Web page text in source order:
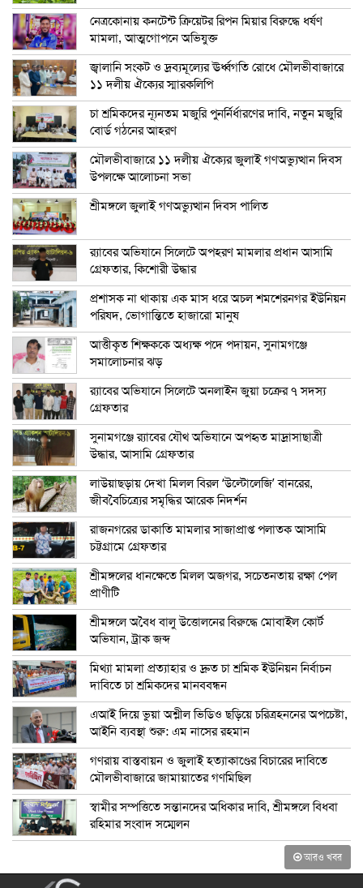
নেত্রকোনায় কনটেন্ট ক্রিয়েটর রিপন মিয়ার বিরুদ্ধে ধর্ষণ
মামলা, আত্মগোপনে অভিযুক্ত
জ্বালানি সংকট ও দ্রব্যমূল্যের ঊর্ধ্বগতি রোধে মৌলভীবাজারে
১১ দলীয় ঐক্যের স্মারকলিপি
চা শ্রমিকদের ন্যূনতম মজুরি পুনর্নির্ধারণের দাবি, নতুন মজুরি
বোর্ড গঠনের আহরণ
মৌলভীবাজারে ১১ দলীয় ঐক্যের জুলাই গণঅভ্যুত্থান দিবস
উপলক্ষে আলোচনা সভা
শ্রীমঙ্গলে জুলাই গণঅভ্যুত্থান দিবস পালিত
র‍্যাবের অভিযানে সিলেটে অপহরণ মামলার প্রধান আসামি
গ্রেফতার, কিশোরী উদ্ধার
প্রশাসক না থাকায় এক মাস ধরে অচল শমশেরনগর ইউনিয়ন
পরিষদ, ভোগান্তিতে হাজারো মানুষ
আত্তীকৃত শিক্ষককে অধ্যক্ষ পদে পদায়ন, সুনামগঞ্জে
সমালোচনার ঝড়
র‍্যাবের অভিযানে সিলেটে অনলাইন জুয়া চক্রের ৭ সদস্য
গ্রেফতার
সুনামগঞ্জে র‍্যাবের যৌথ অভিযানে অপহৃত মাদ্রাসাছাত্রী
উদ্ধার, আসামি গ্রেফতার
লাউয়াছড়ায় দেখা মিলল বিরল ‘উল্টোলেজি’ বানরের,
জীববৈচিত্র্যের সমৃদ্ধির আরেক নিদর্শন
রাজনগরের ডাকাতি মামলার সাজাপ্রাপ্ত পলাতক আসামি
চট্টগ্রামে গ্রেফতার
শ্রীমঙ্গলের ধানক্ষেতে মিলল অজগর, সচেতনতায় রক্ষা পেল
প্রাণীটি
শ্রীমঙ্গলে অবৈধ বালু উত্তোলনের বিরুদ্ধে মোবাইল কোর্ট
অভিযান, ট্রাক জব্দ
মিথ্যা মামলা প্রত্যাহার ও দ্রুত চা শ্রমিক ইউনিয়ন নির্বাচন
দাবিতে চা শ্রমিকদের মানববন্ধন
এআই দিয়ে ভুয়া অশ্লীল ভিডিও ছড়িয়ে চরিত্রহননের অপচেষ্টা,
আইনি ব্যবস্থা শুরু: এম নাসের রহমান
গণরায় বাস্তবায়ন ও জুলাই হত্যাকাণ্ডের বিচারের দাবিতে
মৌলভীবাজারে জামায়াতের গণমিছিল
স্বামীর সম্পত্তিতে সন্তানদের অধিকার দাবি, শ্রীমঙ্গলে বিধবা
রহিমার সংবাদ সম্মেলন
আরও খবর